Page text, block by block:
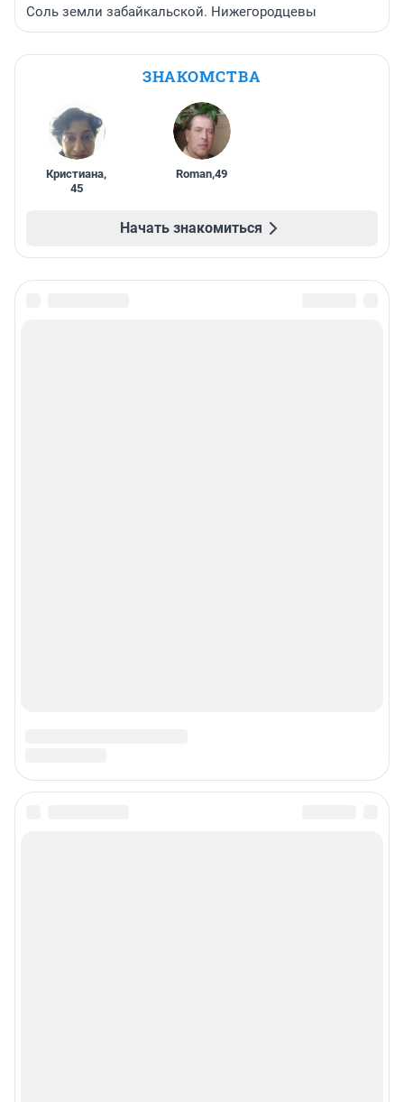
Соль земли забайкальской. Нижегородцевы
ЗНАКОМСТВА
Кристиана,
45
Roman,49
Начать знакомиться